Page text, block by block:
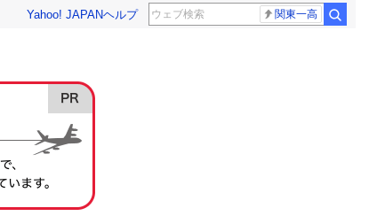
Yahoo! JAPANヘルプ 関東一高